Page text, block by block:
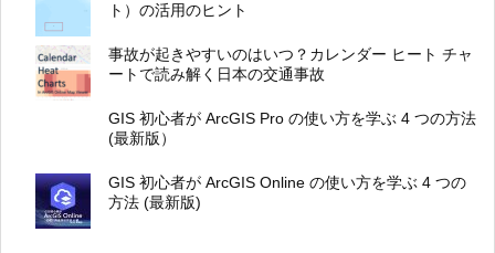
ト）の活用のヒント
事故が起きやすいのはいつ？カレンダー ヒート チャ
ートで読み解く日本の交通事故
GIS 初心者が ArcGIS Pro の使い方を学ぶ 4 つの方法
(最新版）
GIS 初心者が ArcGIS Online の使い方を学ぶ 4 つの
方法 (最新版)